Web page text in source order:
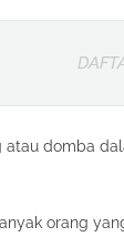
domba
orang